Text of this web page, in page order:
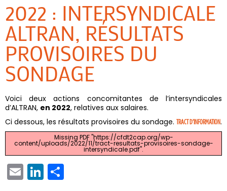
2022 : INTERSYNDICALE
ALTRAN, RÉSULTATS
PROVISOIRES DU
SONDAGE
Voici deux actions concomitantes de l’intersyndicales
d’ALTRAN, en 2022, relatives aux salaires.
Ci dessous, les résultats provisoires du sondage. TRACT D’INFORMATION.
Missing PDF "https://cfdt2cap.org/wp-
content/uploads/2022/11/tract-resultats-provisoires-sondage-
intersyndicale.pdf".
EMAIL LINKEDIN